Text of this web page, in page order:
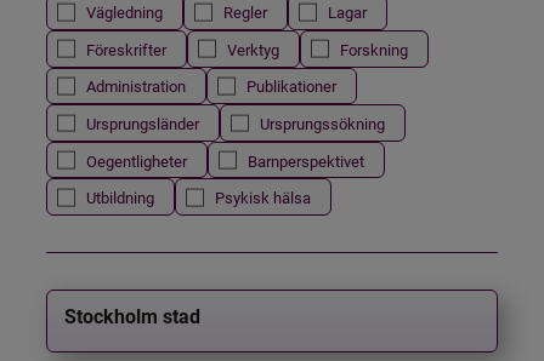
Vägledning
Regler
Lagar
Föreskrifter
Verktyg
Forskning
Administration
Publikationer
Ursprungsländer
Ursprungssökning
Oegentligheter
Barnperspektivet
Utbildning
Psykisk hälsa
Stockholm stad